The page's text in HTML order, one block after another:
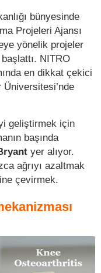
bünyesinde
Projeleri Ajansı
yönelik projeler
NITRO
en dikkat çekici
geliştirmek için
başında
yer alıyor.
ağrıyı azaltmak
çevirmek.